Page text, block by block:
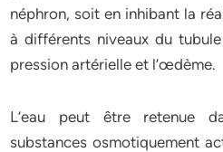
néphron, soit en inhibant la
à différents niveaux du
pression artérielle et l’œdème.
L’eau peut être retenue
substances osmotiquement